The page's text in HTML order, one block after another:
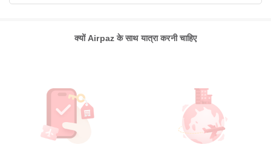
क्यों Airpaz के साथ यात्रा करनी चाहिए